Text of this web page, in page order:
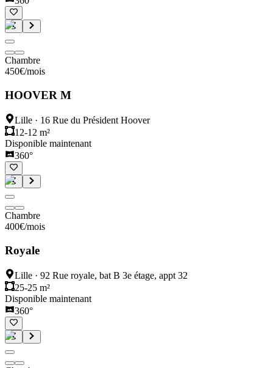
Chambre
450€/mois
HOOVER M
Lille · 16 Rue du Président Hoover
12-12 m²
Disponible maintenant
360°
Chambre
400€/mois
Royale
Lille · 92 Rue royale, bat B 3e étage, appt 32
25-25 m²
Disponible maintenant
360°